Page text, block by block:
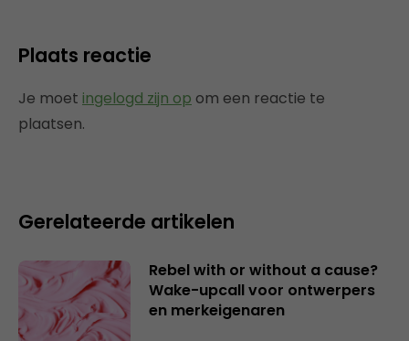
Plaats reactie
Je moet ingelogd zijn op om een reactie te
plaatsen.
Gerelateerde artikelen
Rebel with or without a cause?
Wake-upcall voor ontwerpers
en merkeigenaren